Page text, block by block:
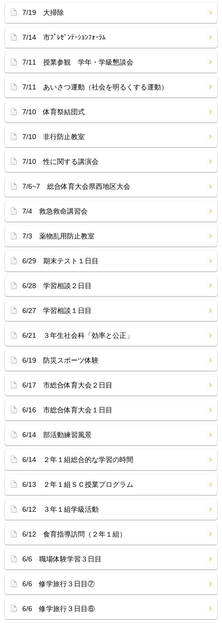
7/19 大掃除
7/14 市ﾌﾟﾚｾﾞﾝﾃｰｼｮﾝﾌｫｰﾗﾑ
7/11 授業参観 学年・学級懇談会
7/11 あいさつ運動（社会を明るくする運動）
7/10 体育祭結団式
7/10 非行防止教室
7/10 性に関する講演会
7/6~7 総合体育大会県西地区大会
7/4 救急救命講習会
7/3 薬物乱用防止教室
6/29 期末テスト１日目
6/28 学習相談２日目
6/27 学習相談１日目
6/21 ３年生社会科「効率と公正」
6/19 防災スポーツ体験
6/17 市総合体育大会２日目
6/16 市総合体育大会１日目
6/14 部活動練習風景
6/14 ２年１組総合的な学習の時間
6/13 ２年１組ＳＣ授業プログラム
6/12 ３年１組学級活動
6/12 食育指導訪問（２年１組）
6/6 職場体験学習３日目
6/6 修学旅行３日目⑦
6/6 修学旅行３日目⑥